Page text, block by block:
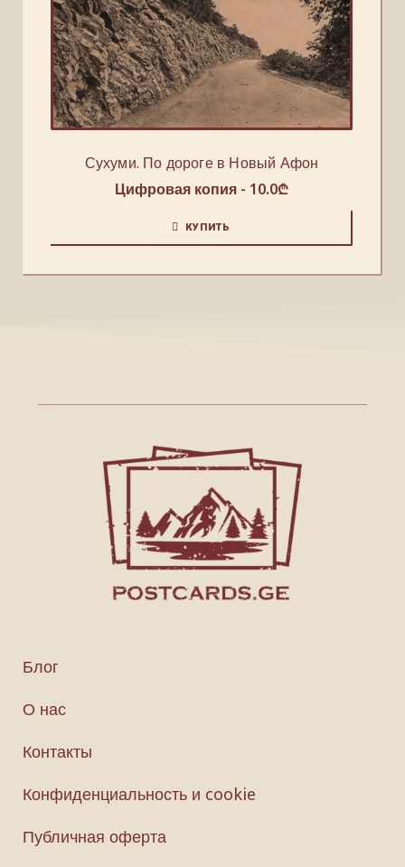
Сухуми. По дороге в Новый Афон
Цифровая копия - 10.0₾
КУПИТЬ
Блог
О нас
Контакты
Конфиденциальность и cookie
Публичная оферта